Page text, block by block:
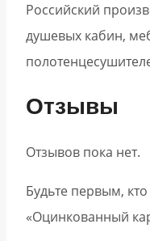
Российский
душевых кабин,
Отзывы
Отзывов пока нет.
Будьте первым,
«Оцинкованный